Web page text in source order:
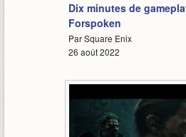
Dix minutes de
Forspoken
Par Square Enix
26 août 2022